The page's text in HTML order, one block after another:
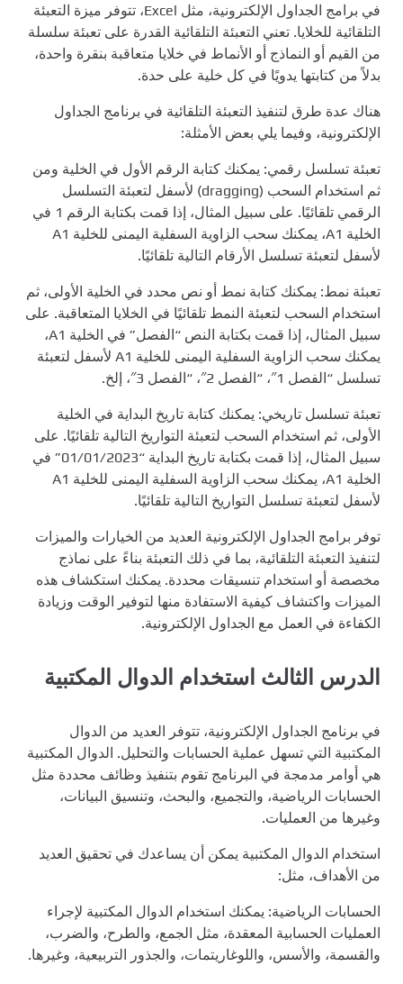
في برامج الجداول الإلكترونية، مثل Excel، تتوفر ميزة التعبئة
التلقائية للخلايا. تعني التعبئة التلقائية القدرة على تعبئة سلسلة
من القيم أو النماذج أو الأنماط في خلايا متعاقبة بنقرة واحدة،
بدلاً من كتابتها يدويًا في كل خلية على حدة.
هناك عدة طرق لتنفيذ التعبئة التلقائية في برنامج الجداول
الإلكترونية، وفيما يلي بعض الأمثلة:
تعبئة تسلسل رقمي: يمكنك كتابة الرقم الأول في الخلية ومن
ثم استخدام السحب (dragging) لأسفل لتعبئة التسلسل
الرقمي تلقائيًا. على سبيل المثال، إذا قمت بكتابة الرقم 1 في
الخلية A1، يمكنك سحب الزاوية السفلية اليمنى للخلية A1
لأسفل لتعبئة تسلسل الأرقام التالية تلقائيًا.
تعبئة نمط: يمكنك كتابة نمط أو نص محدد في الخلية الأولى، ثم
استخدام السحب لتعبئة النمط تلقائيًا في الخلايا المتعاقبة. على
سبيل المثال، إذا قمت بكتابة النص “الفصل” في الخلية A1،
يمكنك سحب الزاوية السفلية اليمنى للخلية A1 لأسفل لتعبئة
تسلسل “الفصل 1″، “الفصل 2″، “الفصل 3″، إلخ.
تعبئة تسلسل تاريخي: يمكنك كتابة تاريخ البداية في الخلية
الأولى، ثم استخدام السحب لتعبئة التواريخ التالية تلقائيًا. على
سبيل المثال، إذا قمت بكتابة تاريخ البداية “01/01/2023” في
الخلية A1، يمكنك سحب الزاوية السفلية اليمنى للخلية A1
لأسفل لتعبئة تسلسل التواريخ التالية تلقائيًا.
توفر برامج الجداول الإلكترونية العديد من الخيارات والميزات
لتنفيذ التعبئة التلقائية، بما في ذلك التعبئة بناءً على نماذج
مخصصة أو استخدام تنسيقات محددة. يمكنك استكشاف هذه
الميزات واكتشاف كيفية الاستفادة منها لتوفير الوقت وزيادة
الكفاءة في العمل مع الجداول الإلكترونية.
الدرس الثالث استخدام الدوال المكتبية
في برنامج الجداول الإلكترونية، تتوفر العديد من الدوال
المكتبية التي تسهل عملية الحسابات والتحليل. الدوال المكتبية
هي أوامر مدمجة في البرنامج تقوم بتنفيذ وظائف محددة مثل
الحسابات الرياضية، والتجميع، والبحث، وتنسيق البيانات،
وغيرها من العمليات.
استخدام الدوال المكتبية يمكن أن يساعدك في تحقيق العديد
من الأهداف، مثل:
الحسابات الرياضية: يمكنك استخدام الدوال المكتبية لإجراء
العمليات الحسابية المعقدة، مثل الجمع، والطرح، والضرب،
والقسمة، والأسس، واللوغاريتمات، والجذور التربيعية، وغيرها.